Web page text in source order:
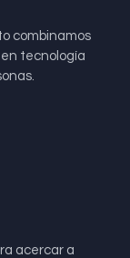
combinamos
en tecnología
acercar a